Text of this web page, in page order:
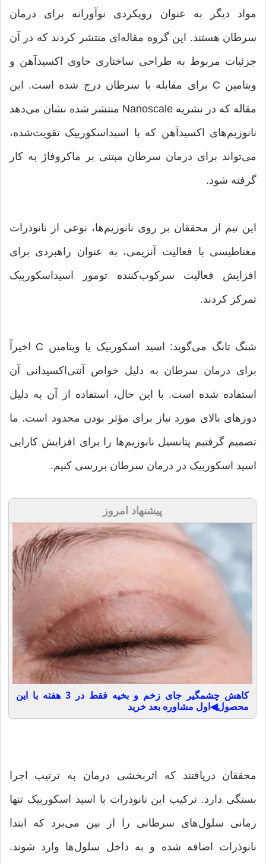
مواد دیگر به عنوان رویکردی نوآورانه برای درمان
سرطان هستند. این گروه مقاله‌ای منتشر کردند که در آن
جزئیات مربوط به طراحی ساختاری حاوی اکسیدآهن و
ویتامین C برای مقابله با سرطان درج شده است. این
مقاله که در نشریه Nanoscale منتشر شده نشان می‌دهد
نانوزیم‌های اکسیدآهن که با اسیداسکوربیک تقویت‌شده،
می‌تواند برای درمان سرطان مبتنی بر ماکروفاژ به کار
گرفته شود.
این تیم از محققان بر روی نانوزیم‌ها، نوعی از نانوذرات
مغناطیسی با فعالیت آنزیمی، به عنوان راهبردی برای
افزایش فعالیت سرکوب‌کننده تومور اسیداسکوربیک
تمرکز کردند.
شنگ تانگ می‌گوید: اسید اسکوربیک یا ویتامین C اخیراً
برای درمان سرطان به دلیل خواص آنتی‌اکسیدانی آن
استفاده شده است. با این حال، استفاده از آن به دلیل
دوزهای بالای مورد نیاز برای مؤثر بودن محدود است. ما
تصمیم گرفتیم پتانسیل نانوزیم‌ها را برای افزایش کارایی
اسید اسکوربیک در درمان سرطان بررسی کنیم.
پیشنهاد امروز
کاهش چشمگیر جای زخم و بخیه فقط در 3 هفته با این
محصول◀اول مشاوره بعد خرید
محققان دریافتند که اثربخشی درمان‌ به ترتیب اجرا
بستگی دارد. ترکیب این نانوذرات با اسید اسکوربیک تنها
زمانی سلول‌های سرطانی را از بین می‌برد که ابتدا
نانوذرات اضافه شده و به داخل سلول‌ها وارد شوند.